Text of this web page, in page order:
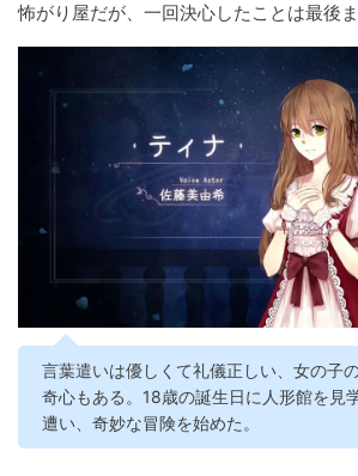
怖がり屋だが、一回決心したことは最後ま
言葉遣いは優しくて礼儀正しい、女の子
奇心もある。18歳の誕生日に人形館を見
遭い、奇妙な冒険を始めた。